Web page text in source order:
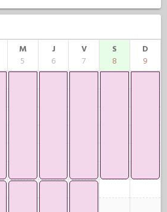
M
5
J
6
V
7
S
8
D
9